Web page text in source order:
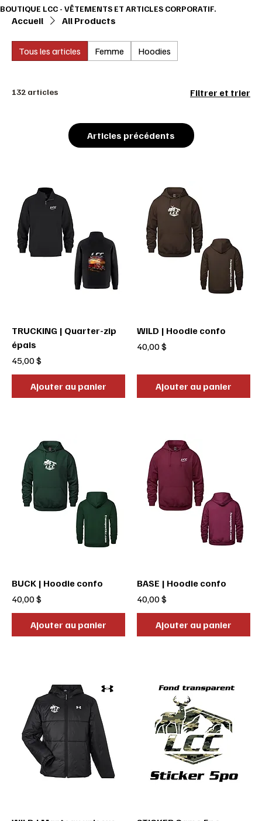
BOUTIQUE LCC - VÊTEMENTS ET ARTICLES CORPORATIF.
Accueil All Products
Tous les articles Femme Hoodies
132 articles Filtrer et trier
Articles précédents
TRUCKING | Quarter-zip
épais
Prix
45,00 $
Ajouter au panier
WILD | Hoodie confo
Prix
40,00 $
Ajouter au panier
BUCK | Hoodie confo
Prix
40,00 $
Ajouter au panier
BASE | Hoodie confo
Prix
40,00 $
Ajouter au panier